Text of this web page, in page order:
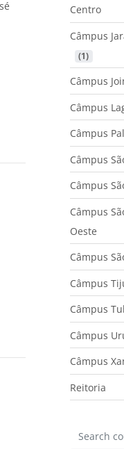
Centro
Câmpus
(1)
Câmpus
Câmpus
Câmpus
Câmpus
Câmpus
Câmpus
Oeste
Câmpus
Câmpus
Câmpus
Câmpus
Câmpus
Reitoria
Search